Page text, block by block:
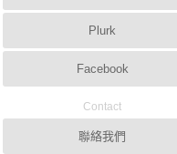
Plurk
Facebook
Contact
聯絡我們